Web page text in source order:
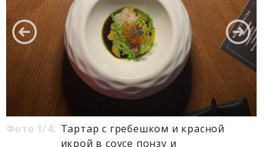
Фото 1/4: Тартар с гребешком и красной
икрой в соусе понзу и